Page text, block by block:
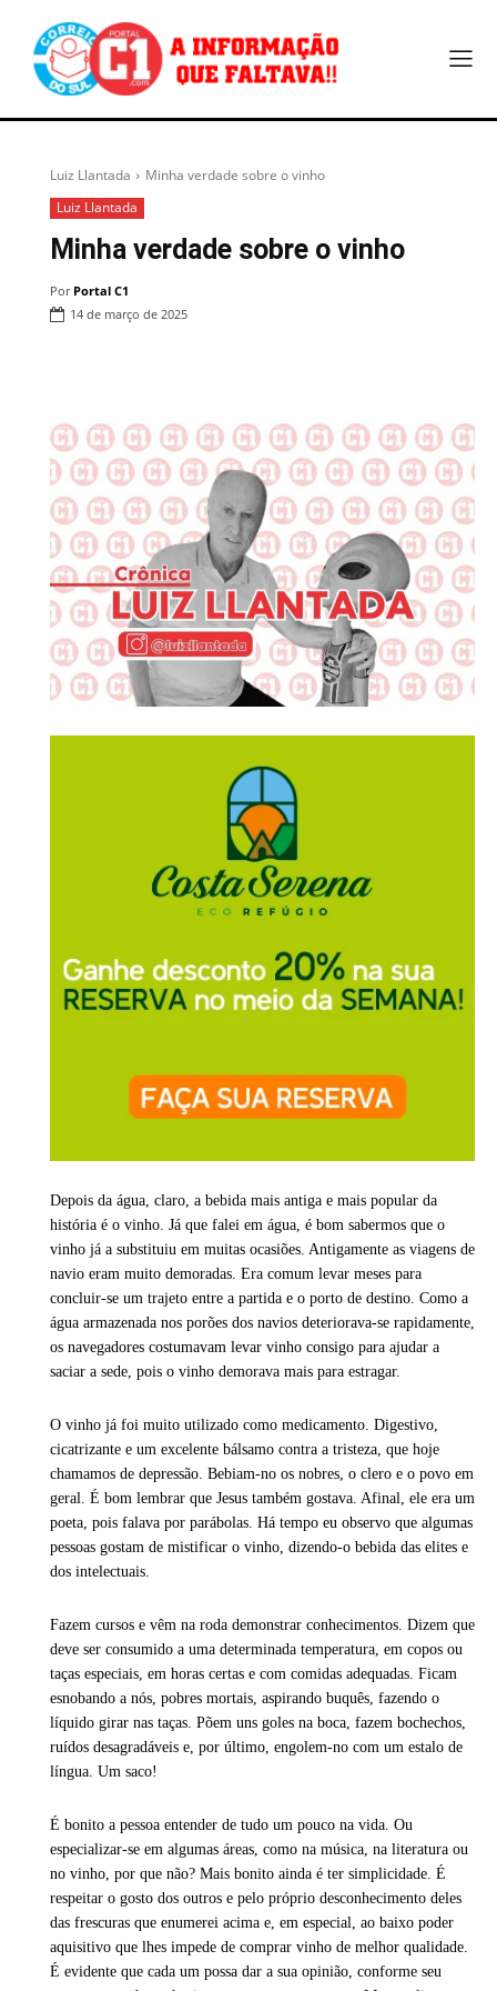
Luiz Llantada
Minha verdade sobre o vinho
Luiz Llantada
Minha verdade sobre o vinho
Por Portal C1
14 de março de 2025
Depois da água, claro, a bebida mais antiga e mais popular da
história é o vinho. Já que falei em água, é bom sabermos que o
vinho já a substituiu em muitas ocasiões. Antigamente as viagens de
navio eram muito demoradas. Era comum levar meses para
concluir-se um trajeto entre a partida e o porto de destino. Como a
água armazenada nos porões dos navios deteriorava-se rapidamente,
os navegadores costumavam levar vinho consigo para ajudar a
saciar a sede, pois o vinho demorava mais para estragar.
O vinho já foi muito utilizado como medicamento. Digestivo,
cicatrizante e um excelente bálsamo contra a tristeza, que hoje
chamamos de depressão. Bebiam-no os nobres, o clero e o povo em
geral. É bom lembrar que Jesus também gostava. Afinal, ele era um
poeta, pois falava por parábolas. Há tempo eu observo que algumas
pessoas gostam de mistificar o vinho, dizendo-o bebida das elites e
dos intelectuais.
Fazem cursos e vêm na roda demonstrar conhecimentos. Dizem que
deve ser consumido a uma determinada temperatura, em copos ou
taças especiais, em horas certas e com comidas adequadas. Ficam
esnobando a nós, pobres mortais, aspirando buquês, fazendo o
líquido girar nas taças. Põem uns goles na boca, fazem bochechos,
ruídos desagradáveis e, por último, engolem-no com um estalo de
língua. Um saco!
É bonito a pessoa entender de tudo um pouco na vida. Ou
especializar-se em algumas áreas, como na música, na literatura ou
no vinho, por que não? Mais bonito ainda é ter simplicidade. É
respeitar o gosto dos outros e pelo próprio desconhecimento deles
das frescuras que enumerei acima e, em especial, ao baixo poder
aquisitivo que lhes impede de comprar vinho de melhor qualidade.
É evidente que cada um possa dar a sua opinião, conforme seu